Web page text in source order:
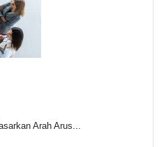
Arah Arus...